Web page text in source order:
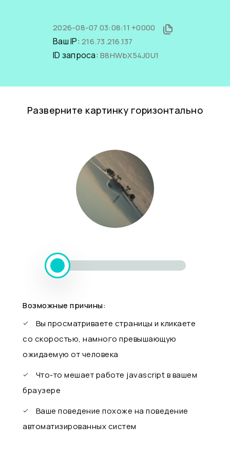
2026-08-07 03:08:11 +0000
Ваш IP: 216.73.216.137
ID запроса: B8HWbX54J0U1
Разверните картинку горизонтально
Возможные причины:
Вы просматриваете страницы и кликаете
со скоростью, намного превышающую
ожидаемую от человека
Что-то мешает работе javascript в вашем
браузере
Ваше поведение похоже на поведение
автоматизированных систем